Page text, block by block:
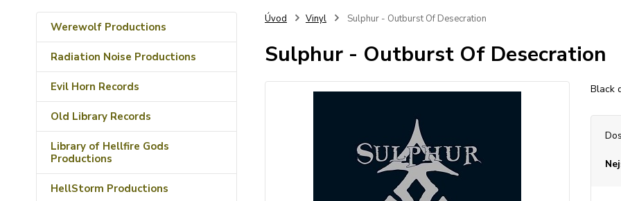
Werewolf Productions
Radiation Noise Productions
Evil Horn Records
Old Library Records
Library of Hellfire Gods
Productions
HellStorm Productions
Úvod Vinyl Sulphur - Outburst Of Desecration
Sulphur - Outburst Of Desecration
Black